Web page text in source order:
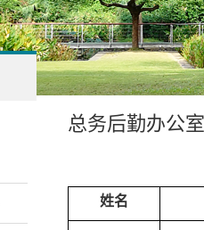
总务后勤办公室
姓名